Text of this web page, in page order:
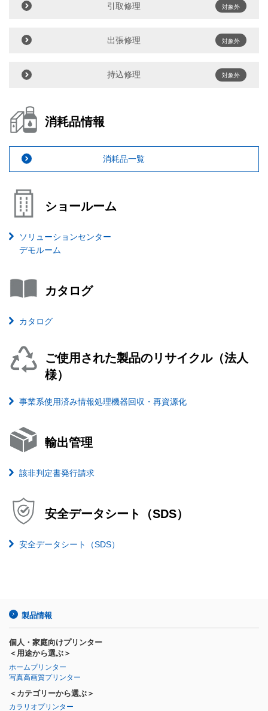
引取修理 対象外
出張修理 対象外
持込修理 対象外
消耗品情報
消耗品一覧
ショールーム
ソリューションセンター
デモルーム
カタログ
カタログ
ご使用された製品のリサイクル（法人
様）
事業系使用済み情報処理機器回収・再資源化
輸出管理
該非判定書発行請求
安全データシート（SDS）
安全データシート（SDS）
製品情報
個人・家庭向けプリンター
＜用途から選ぶ＞
ホームプリンター
写真高画質プリンター
＜カテゴリーから選ぶ＞
カラリオプリンター